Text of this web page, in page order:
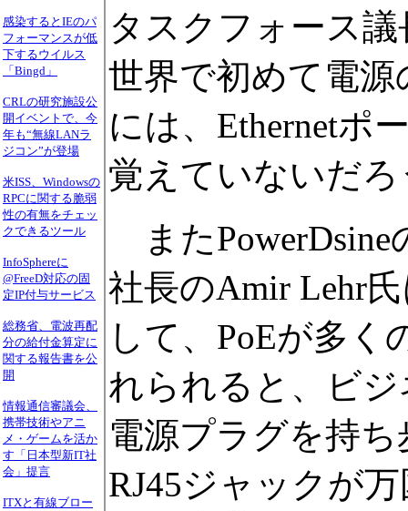
感染するとIEのパ
フォーマンスが低
下するウイルス
「Bingd」
CRLの研究施設公
開イベントで、今
年も“無線LANラ
ジコン”が登場
米ISS、Windowsの
RPCに関する脆弱
性の有無をチェッ
クできるツール
InfoSphereに
@FreeD対応の固
定IP付与サービス
総務省、電波再配
分の給付金算定に
関する報告書を公
開
情報通信審議会、
携帯技術やアニ
メ・ゲームを活か
す「日本型新IT社
会」提言
ITXと有線ブロー
タスクフォース議
世界で初めて電
には、Ethernetポ
覚えていないだ
またPowerDsine
社長のAmir Lehr
して、PoEが多
れられると、ビ
電源プラグを持
RJ45ジャックが